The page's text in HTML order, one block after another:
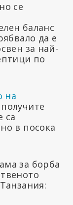
се
баланс
да е
за най-
по
на
са
в посока
за борба